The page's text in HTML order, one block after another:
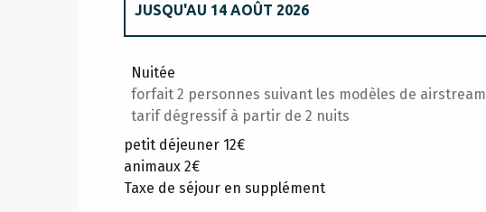
DU 1 JUIN 2026
JUSQU'AU 14 AOÛT 2026
DU15 AOÛT 2026AU 30 SEPTEMBRE 2026
Nuitée
forfait 2 personnes suivant les modèles de airstream
tarif dégressif à partir de 2 nuits
petit déjeuner 12€
animaux 2€
Taxe de séjour en supplément